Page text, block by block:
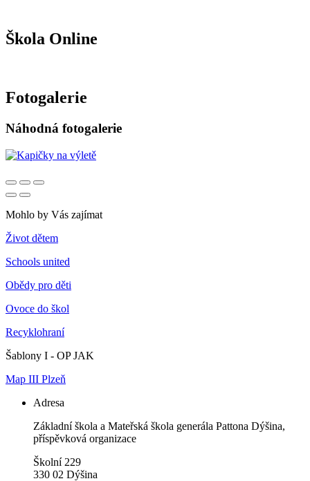
Škola Online
Fotogalerie
Náhodná fotogalerie
Mohlo by Vás zajímat
Život dětem
Schools united
Obědy pro děti
Ovoce do škol
Recyklohraní
Šablony I - OP JAK
Map III Plzeň
Adresa
Základní škola a Mateřská škola generála Pattona Dýšina,
příspěvková organizace
Školní 229
330 02 Dýšina